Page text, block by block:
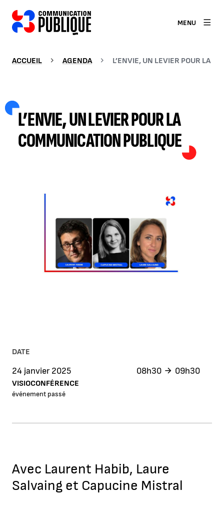
MENU
ACCUEIL AGENDA L’ENVIE, UN LEVIER POUR LA
L’ENVIE, UN LEVIER POUR LA
COMMUNICATION PUBLIQUE
DATE
24 janvier 2025 08h30 09h30
VISIOCONFÉRENCE
événement passé
Avec Laurent Habib, Laure
Salvaing et Capucine Mistral